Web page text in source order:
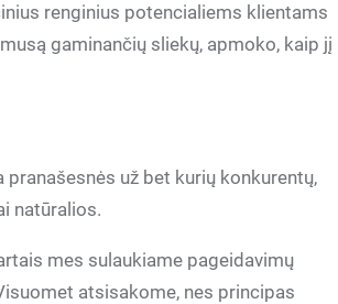
renginius potencialiems klientams
gaminančių sliekų, apmoko, kaip jį
už bet kurių konkurentų,
natūralios.
mes sulaukiame pageidavimų
atsisakome, nes principas